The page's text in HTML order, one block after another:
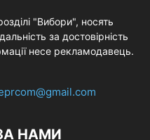
"Вибори", носять
за достовірність
несе рекламодавець.
НАМИ